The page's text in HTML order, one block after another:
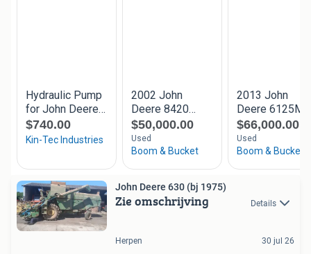
John Deere 630 (bj 1975)
Zie omschrijving Details
Herpen 30 jul 26